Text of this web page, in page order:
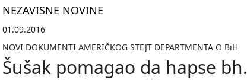
NEZAVISNE NOVINE
01.09.2016
NOVI DOKUMENTI AMERIČKOG STEJT DEPARTMENTA O BiH
Šušak pomagao da hapse bh.